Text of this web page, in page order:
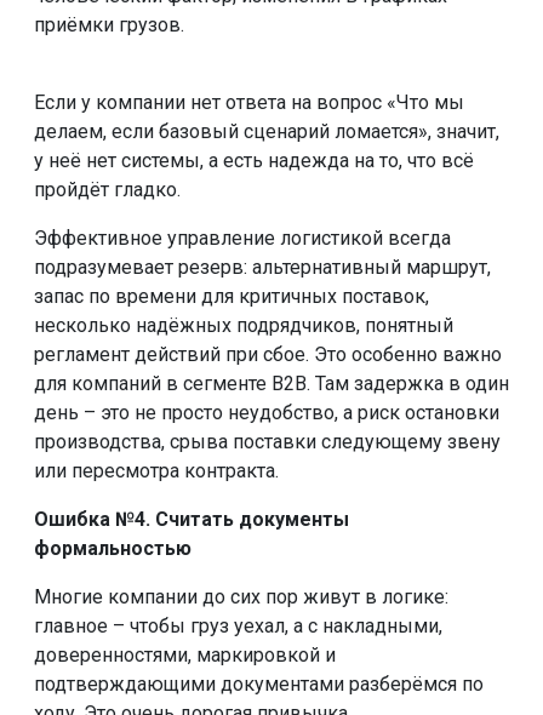
приёмки грузов.
Если у компании нет ответа на вопрос «Что мы
делаем, если базовый сценарий ломается», значит,
у неё нет системы, а есть надежда на то, что всё
пройдёт гладко.
Эффективное управление логистикой всегда
подразумевает резерв: альтернативный маршрут,
запас по времени для критичных поставок,
несколько надёжных подрядчиков, понятный
регламент действий при сбое. Это особенно важно
для компаний в сегменте B2B. Там задержка в один
день – это не просто неудобство, а риск остановки
производства, срыва поставки следующему звену
или пересмотра контракта.
Ошибка №4. Считать документы
формальностью
Многие компании до сих пор живут в логике:
главное – чтобы груз уехал, а с накладными,
доверенностями, маркировкой и
подтверждающими документами разберёмся по